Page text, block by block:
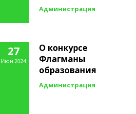
Администрация
27
Июн 2024
О конкурсе
Флагманы
образования
Администрация